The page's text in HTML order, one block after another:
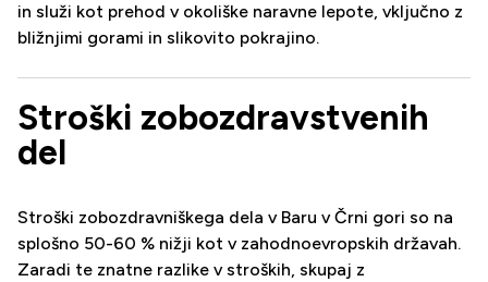
in služi kot prehod v okoliške naravne lepote, vključno z
bližnjimi gorami in slikovito pokrajino.
Stroški zobozdravstvenih
del
Stroški zobozdravniškega dela v Baru v Črni gori so na
splošno 50-60 % nižji kot v zahodnoevropskih državah.
Zaradi te znatne razlike v stroških, skupaj z